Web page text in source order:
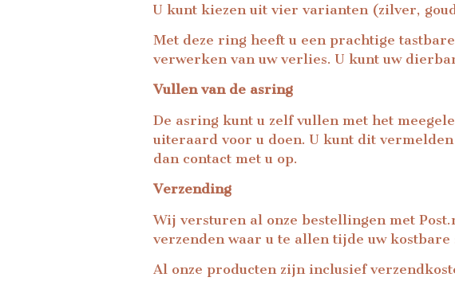
U kunt kiezen uit vier varianten (zilver,
Met deze ring heeft u een prachtige
verwerken van uw verlies. U kunt uw
Vullen van de asring
De asring kunt u zelf vullen met het
uiteraard voor u doen. U kunt dit
dan contact met u op.
Verzending
Wij versturen al onze bestellingen met
verzenden waar u te allen tijde uw kostbare
Al onze producten zijn inclusief